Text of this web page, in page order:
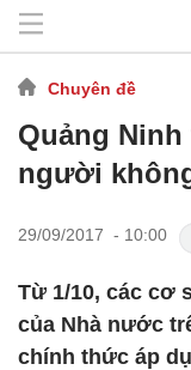
Chuyên đề
Quảng
người
29/09/2017 - 10:00
Từ 1/10, các cơ
của Nhà nước
chính thức áp